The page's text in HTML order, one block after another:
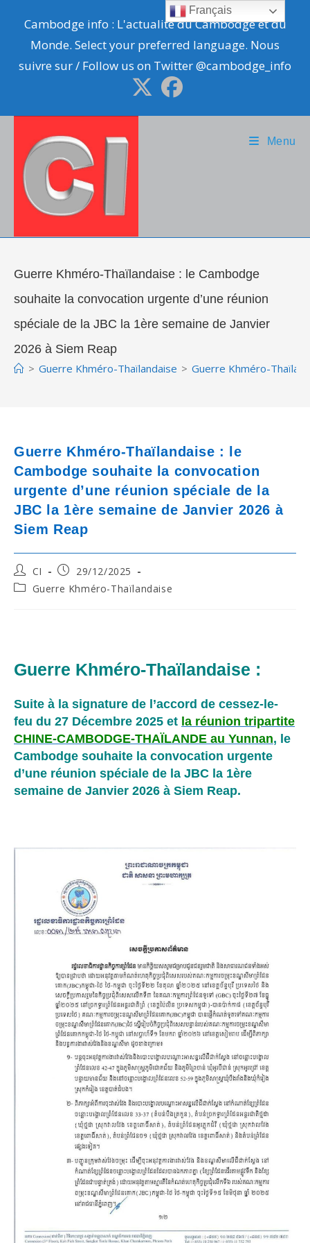
content
Cambodge info : L'actualité du Cambodge et du
Monde. Select your preferred language. Nous
suivre sur / Follow us on Twitter @cambodge_info
Menu
Guerre Khméro-Thaïlandaise : le Cambodge
souhaite la convocation urgente d’une réunion
spéciale de la JBC la 1ère semaine de Janvier
2026 à Siem Reap
> Guerre Khméro-Thaïlandaise > Guerre Khméro-
Guerre Khméro-Thaïlandaise : le
Cambodge souhaite la convocation
urgente d’une réunion spéciale de la
JBC la 1ère semaine de Janvier 2026 à
Siem Reap
Post
author:
CI
Post
published:
29/12/2025
PostGuerre Khméro-Thaïlandaise
Guerre Khméro-Thaïlandaise :
Suite à la signature de l’accord de cessez-le-
feu du 27 Décembre 2025 et la réunion tripartite
CHINE-CAMBODGE-THAÏLANDE au Yunnan, le
Cambodge souhaite la convocation urgente
d’une réunion spéciale de la JBC la 1ère
semaine de Janvier 2026 à Siem Reap.
Français